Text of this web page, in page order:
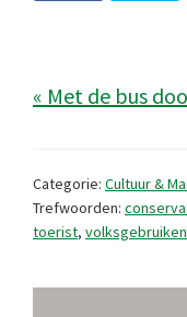
« Met de bus
Categorie: Cultuur &
Trefwoorden:
toerist, volksgebruiken